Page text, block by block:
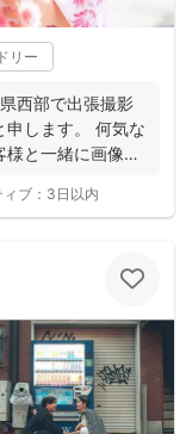
リー
西部で出張撮影
申します。 何気な
と一緒に画像と
ブ： 3日以内